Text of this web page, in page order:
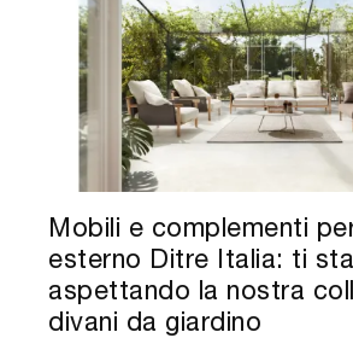
Mobili e complementi
esterno Ditre Italia: ti sta
aspettando la nostra
divani da giardino